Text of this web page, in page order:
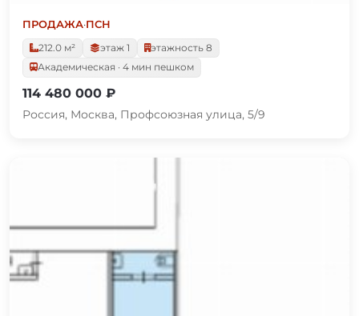
ПРОДАЖА·ПСН
212.0 м²
этаж 1
этажность 8
Академическая · 4 мин пешком
114 480 000 ₽
Россия, Москва, Профсоюзная улица, 5/9